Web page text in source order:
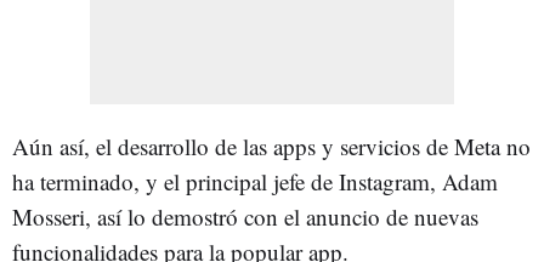
Aún así, el desarrollo de las apps y servicios de Meta no
ha terminado, y el principal jefe de Instagram, Adam
Mosseri, así lo demostró con el anuncio de nuevas
funcionalidades para la popular app.